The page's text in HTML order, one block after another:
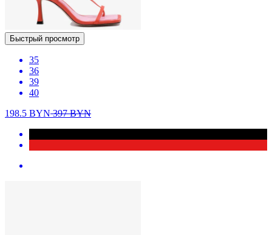
Быстрый просмотр
35
36
39
40
198.5 BYN397BYN